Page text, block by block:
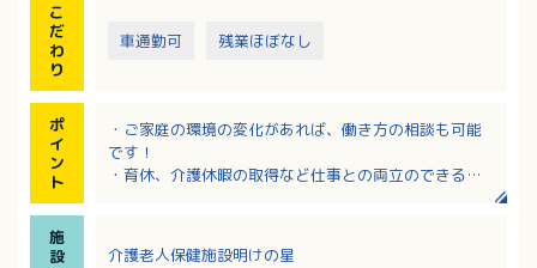
こ
だ
わ
り
車通勤可 残業ほぼなし
ポ
イ
ン
ト
・ご家庭の環境の変化があれば、働き方の相談も可能
です！
・育休、介護休暇の取得など仕事との両立のできる職
意しています！
施
設
介護老人保健施設明けの星